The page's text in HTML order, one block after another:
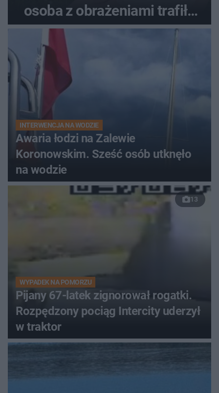
osoba z obrażeniami trafiła
do szpitala
INTERWENCJA NA WODZIE
Awaria łodzi na Zalewie
Koronowskim. Sześć osób utknęło
na wodzie
13
WYPADEK NA POMORZU
Pijany 67-latek zignorował rogatki.
Rozpędzony pociąg Intercity uderzył
w traktor